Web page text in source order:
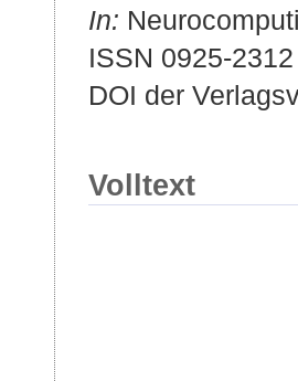
In:
ISSN 0925-2312
DOI der
Volltext